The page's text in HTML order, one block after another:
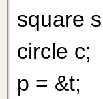
square
circle с;
р = &t;